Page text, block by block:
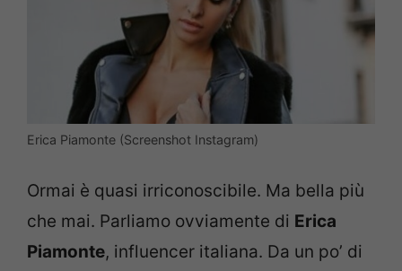
Erica Piamonte (Screenshot Instagram)
Ormai è quasi irriconoscibile. Ma bella più
che mai. Parliamo ovviamente di Erica
Piamonte, influencer italiana. Da un po’ di